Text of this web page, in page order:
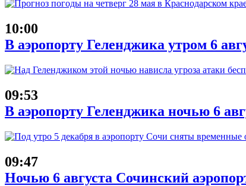
10:00
В аэропорту Геленджика утром 6
09:53
В аэропорту Геленджика ночью 6
09:47
Ночью 6 августа Сочинский